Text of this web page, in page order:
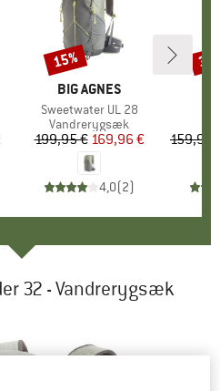
MÆRKE
BIG AGNES
Artikel
Sweetwater UL 28
Produktgruppe
Vandrerygsæk
Pris
199,95 € Nedsat pris
169,96 €
4,0(2)
Rabat
15%
159,95
32 - Vandrerygsæk